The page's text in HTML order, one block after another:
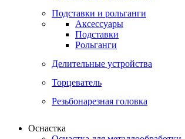
Подставки и рольганги
Аксессуары
Подставки
Рольганги
Делительные устройства
Торцеватель
Резьбонарезная головка
Оснастка